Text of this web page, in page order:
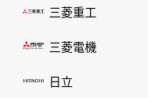
三菱重工
三菱電機
日立